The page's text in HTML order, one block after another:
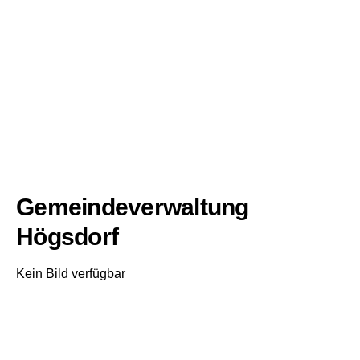
Gemeindeverwaltung
Högsdorf
Kein Bild verfügbar